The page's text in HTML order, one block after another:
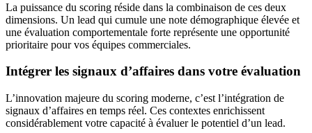
La puissance du scoring réside dans la combinaison de ces deux
dimensions. Un lead qui cumule une note démographique élevée et
une évaluation comportementale forte représente une opportunité
prioritaire pour vos équipes commerciales.
Intégrer les signaux d’affaires dans votre évaluation
L’innovation majeure du scoring moderne, c’est l’intégration de
signaux d’affaires en temps réel. Ces contextes enrichissent
considérablement votre capacité à évaluer le potentiel d’un lead.